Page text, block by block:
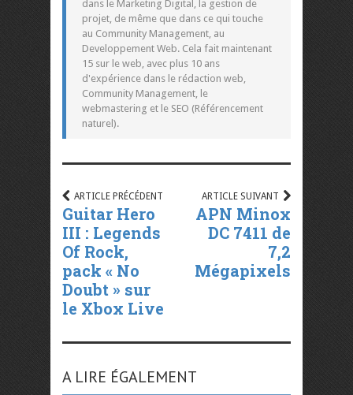
dans le Marketing Digital, la gestion de
projet, de même que dans ce qui touche
au Community Management, au
Developpement Web. Cela fait maintenant
15 sur le web, avec plus 10 ans
d'expérience dans le rédaction web,
Community Management, le
webmastering et le SEO (Référencement
naturel).
ARTICLE PRÉCÉDENT
Guitar Hero
III : Legends
Of Rock,
pack « No
Doubt » sur
le Xbox Live
ARTICLE SUIVANT
APN Minox
DC 7411 de
7,2
Mégapixels
A LIRE ÉGALEMENT